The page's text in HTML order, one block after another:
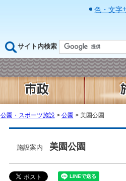
色・文字
サイト内検索
公園・スポーツ施設> 公園 > 美園公園
施設案内 美園公園